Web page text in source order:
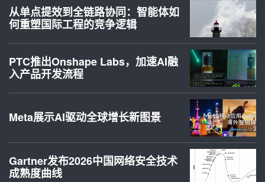
从单点提效到全链路协同：智能体如
何重塑国际工程的竞争逻辑
PTC推出Onshape Labs，加速AI融
入产品开发流程
Meta展示AI驱动全球增长新图景
Gartner发布2026中国网络安全技术
成熟度曲线